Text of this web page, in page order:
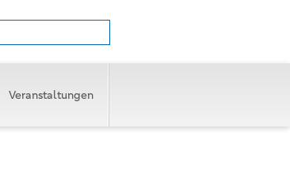
Veranstaltungen